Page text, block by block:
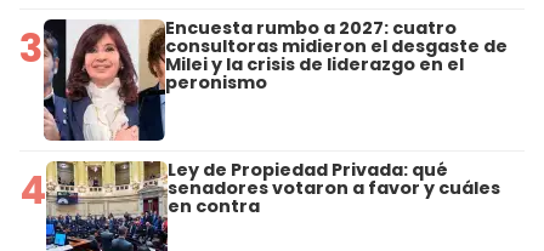
3 Encuesta rumbo a 2027: cuatro
consultoras midieron el desgaste de
Milei y la crisis de liderazgo en el
peronismo
4 Ley de Propiedad Privada: qué
senadores votaron a favor y cuáles
en contra